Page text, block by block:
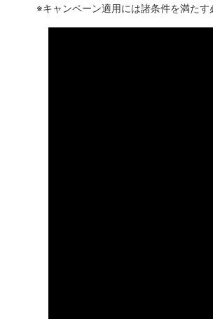
※キャンペーン適用には諸条件を満たす